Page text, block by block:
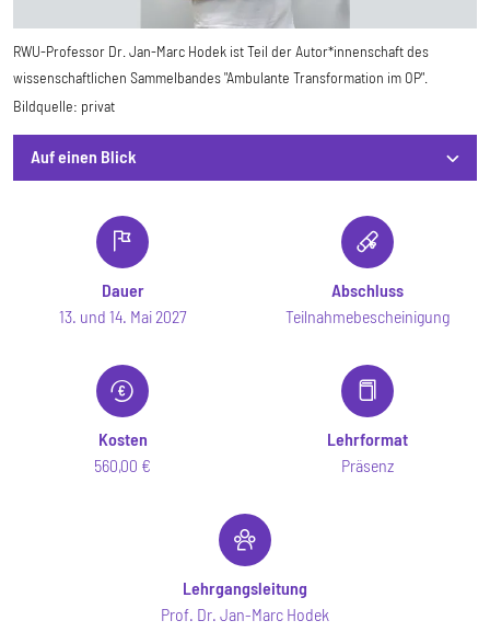
RWU-Professor Dr. Jan-Marc Hodek ist Teil der Autor*innenschaft des
wissenschaftlichen Sammelbandes "Ambulante Transformation im OP".
Bildquelle: privat
Auf einen Blick
Dauer
13. und 14. Mai 2027
Abschluss
Teilnahmebescheinigung
Kosten
560,00 €
Lehrformat
Präsenz
Lehrgangsleitung
Prof. Dr. Jan-Marc Hodek